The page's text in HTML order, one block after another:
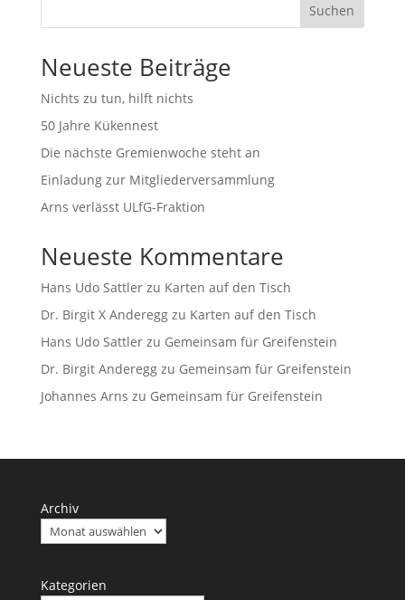
Suchen
Neueste Beiträge
Nichts zu tun, hilft nichts
50 Jahre Kükennest
Die nächste Gremienwoche steht an
Einladung zur Mitgliederversammlung
Arns verlässt ULfG-Fraktion
Neueste Kommentare
Hans Udo Sattlerzu Karten auf den Tisch
Dr. Birgit X Andereggzu Karten auf den Tisch
Hans Udo Sattlerzu Gemeinsam für Greifenstein
Dr. Birgit Andereggzu Gemeinsam für Greifenstein
Johannes Arns zu Gemeinsam für Greifenstein
Archiv
Kategorien